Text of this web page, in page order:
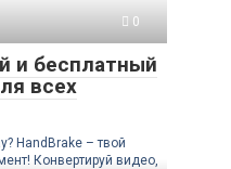
0
и бесплатный
всех
HandBrake – твой
Конвертируй видео,